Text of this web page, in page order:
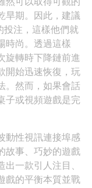
旱期。因此，建議
投注，這樣他們就
時尚。透過這樣
旋轉時下降鏈前進
開始迅速恢復，玩
。然而，如果會話
子或視頻遊戲是完
動性視訊連接埠感
故事、巧妙的遊戲
一款引人注目、
戲的平衡本質並戰